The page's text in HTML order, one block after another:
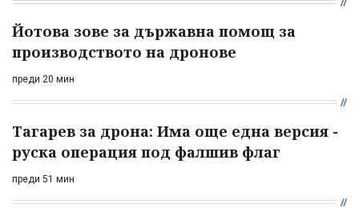
Йотова зове за държавна помощ за
производството на дронове
преди 20 мин
Тагарев за дрона: Има още една версия -
руска операция под фалшив флаг
преди 51 мин